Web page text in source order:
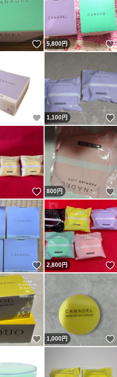
いいね！
5,800円
いいね！
1,100円
いいね！
800円
いいね！
2,800円
いいね！
1,000円